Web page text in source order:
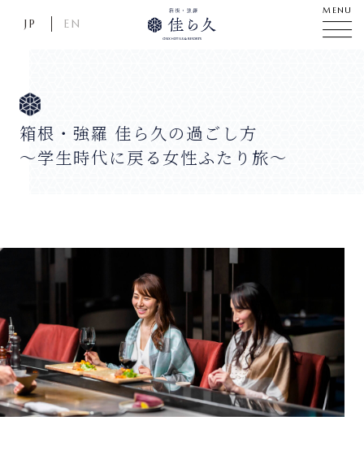
JP EN
MENU
箱根・強羅 佳ら久の過ごし方
〜学生時代に戻る女性ふたり旅〜